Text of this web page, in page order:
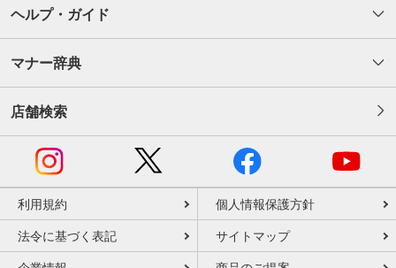
ヘルプ・ガイド
マナー辞典
店舗検索
利用規約 個人情報保護方針
法令に基づく表記 サイトマップ